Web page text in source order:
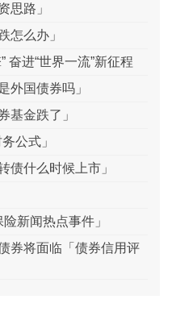
思路」
怎么办」
奋进“世界一流”新征程
外国债券吗」
基金跌了」
公式」
债什么时候上市」
新闻热点事件」
券将面临「债券信用评